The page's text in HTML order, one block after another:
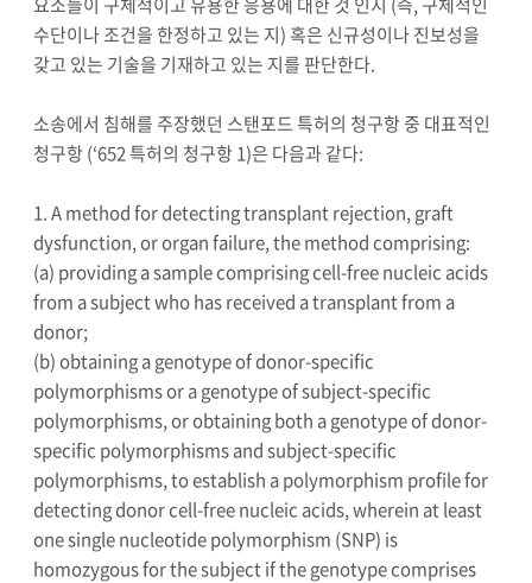
수단이나 조건을 한정하고 있는 지) 혹은 신규성이나 진보성을
갖고 있는 기술을 기재하고 있는 지를 판단한다.
소송에서 침해를 주장했던 스탠포드 특허의 청구항 중 대표적인
청구항 (‘652 특허의 청구항 1)은 다음과 같다:
1. A method for detecting transplant rejection, graft
dysfunction, or organ failure, the method comprising:
(a) providing a sample comprising cell-free nucleic acids
from a subject who has received a transplant from a
donor;
(b) obtaining a genotype of donor-specific
polymorphisms or a genotype of subject-specific
polymorphisms, or obtaining both a genotype of donor-
specific polymorphisms and subject-specific
polymorphisms, to establish a polymorphism profile for
detecting donor cell-free nucleic acids, wherein at least
one single nucleotide polymorphism (SNP) is
homozygous for the subject if the genotype comprises